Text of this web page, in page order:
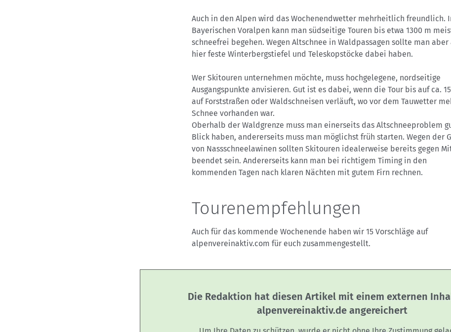
Auch in den Alpen wird das Wochenendwetter mehrheitlich freundlich.
Bayerischen Voralpen kann man südseitige Touren bis etwa 1300 m
schneefrei begehen. Wegen Altschnee in Waldpassagen sollte man aber
hier feste Winterbergstiefel und Teleskopstöcke dabei haben.
Wer Skitouren unternehmen möchte, muss hochgelegene, nordseitige
Ausgangspunkte anvisieren. Gut ist es dabei, wenn die Tour bis auf ca.
auf Forststraßen oder Waldschneisen verläuft, wo vor dem Tauwetter
Schnee vorhanden war.
Oberhalb der Waldgrenze muss man einerseits das Altschneeproblem
Blick haben, andererseits muss man möglichst früh starten. Wegen der
von Nassschneelawinen sollten Skitouren idealerweise bereits gegen
beendet sein. Andererseits kann man bei richtigem Timing in den
kommenden Tagen nach klaren Nächten mit gutem Firn rechnen.
Tourenempfehlungen
Auch für das kommende Wochenende haben wir 15 Vorschläge auf
alpenvereinaktiv.com für euch zusammengestellt.
Die Redaktion hat diesen Artikel mit einem externen
alpenvereinaktiv.de angereichert